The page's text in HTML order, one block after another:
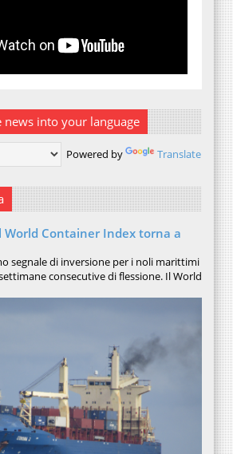
news into your language
Powered by Translate
Container Index torna a
segnale di inversione per i noli marittimi
consecutive di flessione. Il World